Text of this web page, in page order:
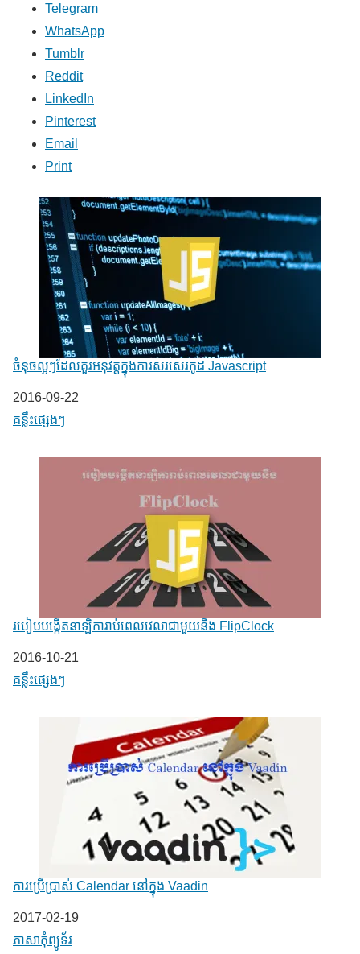
Telegram
WhatsApp
Tumblr
Reddit
LinkedIn
Pinterest
Email
Print
ចំនុចល្អៗដែលគួរអនុវត្តក្នុងការសរសេរកូដ Javascript
Date
2016-09-22
In relation to
គន្លឹះផ្សេងៗ
របៀបបង្កើតនាឡិការាប់ពេលវេលាជាមួយនឹង FlipClock
Date
2016-10-21
In relation to
គន្លឹះផ្សេងៗ
ការប្រើប្រាស់ Calendar នៅក្នុង Vaadin
Date
2017-02-19
In relation to
ភាសា​កុំព្យូទ័រ